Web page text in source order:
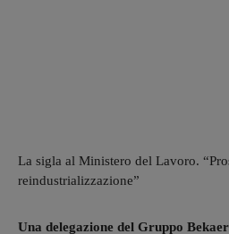
La sigla al Ministero del Lavoro.
reindustrializzazione”
Una delegazione del Gruppo